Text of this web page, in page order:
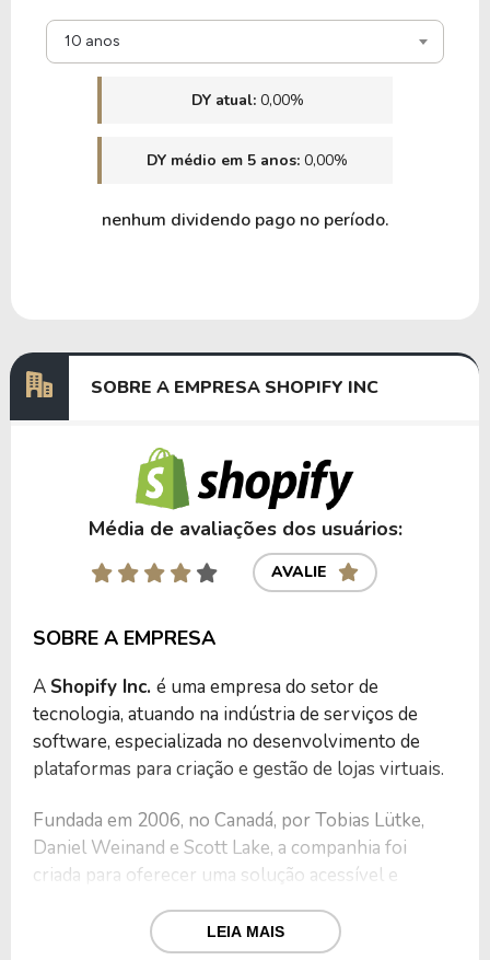
10 anos
DY atual: 0,00%
DY médio em 5 anos: 0,00%
nenhum dividendo pago no período.
SOBRE A EMPRESA SHOPIFY INC
Média de avaliações dos usuários:
AVALIE
SOBRE A EMPRESA
A Shopify Inc. é uma empresa do setor de
tecnologia, atuando na indústria de serviços de
software, especializada no desenvolvimento de
plataformas para criação e gestão de lojas virtuais.
Fundada em 2006, no Canadá, por Tobias Lütke,
Daniel Weinand e Scott Lake, a companhia foi
criada para oferecer uma solução acessível e
desejam vender produtos e serviços online.
LEIA MAIS